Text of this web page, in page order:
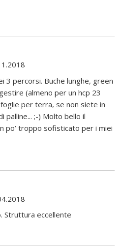
3 percorsi. Buche lunghe, green
(almeno per un hcp 23
per terra, se non siete in
palline... ;-) Molto bello il
po’ troppo sofisticato per i miei
Struttura eccellente